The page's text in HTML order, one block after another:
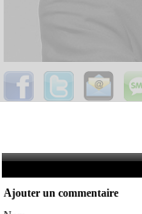
Ajouter un commentaire